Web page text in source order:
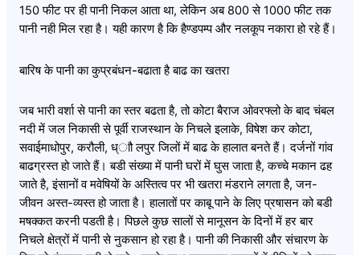
150 फीट पर ही पानी निकल आता था, लेकिन अब 800 से 1000 फीट तक
पानी नही मिल रहा है। यही कारण है कि हैण्डपम्प और नलकूप नकारा हो रहे हैं।
बारिष के पानी का कुप्रबंधन-बढाता है बाढ का खतरा
जब भारी वर्शा से पानी का स्तर बढता है, तो कोटा बैराज ओवरफ्लो के बाद चंबल
नदी में जल निकासी से पूर्वी राजस्थान के निचले इलाके, विषेश कर कोटा,
सवाईमाधोपुर, करौली, ध्ाौ लपुर जिलों में बाढ के हालात बनते हैं। दर्जनों गांव
बाढग्रस्त हो जाते हैं। बडी संख्या में पानी घरों में घुस जाता है, कच्चे मकान ढह
जाते है, इंसानों व मवेषियों के अस्तित्व पर भी खतरा मंडराने लगता है, जन-
जीवन अस्त-व्यस्त हो जाता है। हालातों पर काबू पाने के लिए प्रषासन को बडी
मषक्कत करनी पडती है। पिछले कुछ सालों से मानूसन के दिनों में हर बार
निचले क्षेत्रों में पानी से नुकसान हो रहा है। पानी की निकासी और संचारण के